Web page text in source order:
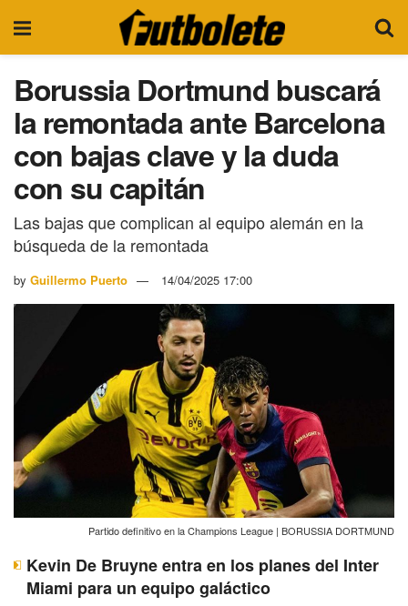
Borussia Dortmund buscará
la remontada ante Barcelona
con bajas clave y la duda
con su capitán
Las bajas que complican al equipo alemán en la
búsqueda de la remontada
by Guillermo Puerto 14/04/2025 17:00
Partido definitivo en la Champions League | BORUSSIA DORTMUND
Kevin De Bruyne entra en los planes del Inter
Miami para un equipo galáctico